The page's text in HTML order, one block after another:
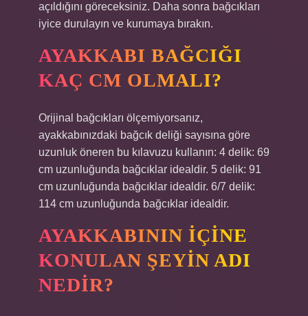
açıldığını göreceksiniz. Daha sonra bağcıkları
iyice durulayın ve kurumaya bırakın.
AYAKKABI BAĞCIĞI
KAÇ CM OLMALI?
Orijinal bağcıkları ölçemiyorsanız,
ayakkabınızdaki bağcık deliği sayısına göre
uzunluk öneren bu kılavuzu kullanın: 4 delik: 69
cm uzunluğunda bağcıklar idealdir. 5 delik: 91
cm uzunluğunda bağcıklar idealdir. 6/7 delik:
114 cm uzunluğunda bağcıklar idealdir.
AYAKKABININ IÇINE
KONULAN ŞEYIN ADI
NEDIR?